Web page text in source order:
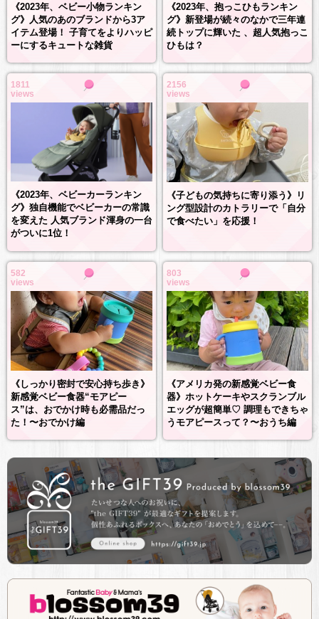
《2023年、ベビー小物ランキン
グ》人気のあのブランドから3ア
イテム登場！ 子育てをよりハッピ
ーにするキュートな雑貨
《2023年、抱っこひもランキン
グ》新登場が続々のなかで三年連
続トップに輝いた 、超人気抱っこ
ひもは？
1811
views
《2023年、ベビーカーランキン
グ》独自機能でベビーカーの常識
を変えた 人気ブランド渾身の一台
がついに1位！
2156
views
《子どもの気持ちに寄り添う》リ
ング型設計のカトラリーで「自分
で食べたい」を応援！
582
views
《しっかり密封で安心持ち歩き》
新感覚ベビー食器“モアピー
ス”は、おでかけ時も必需品だっ
た！〜おでかけ編
803
views
《アメリカ発の新感覚ベビー食
器》ホットケーキやスクランブル
エッグが超簡単♡ 調理もできちゃ
うモアピースって？〜おうち編